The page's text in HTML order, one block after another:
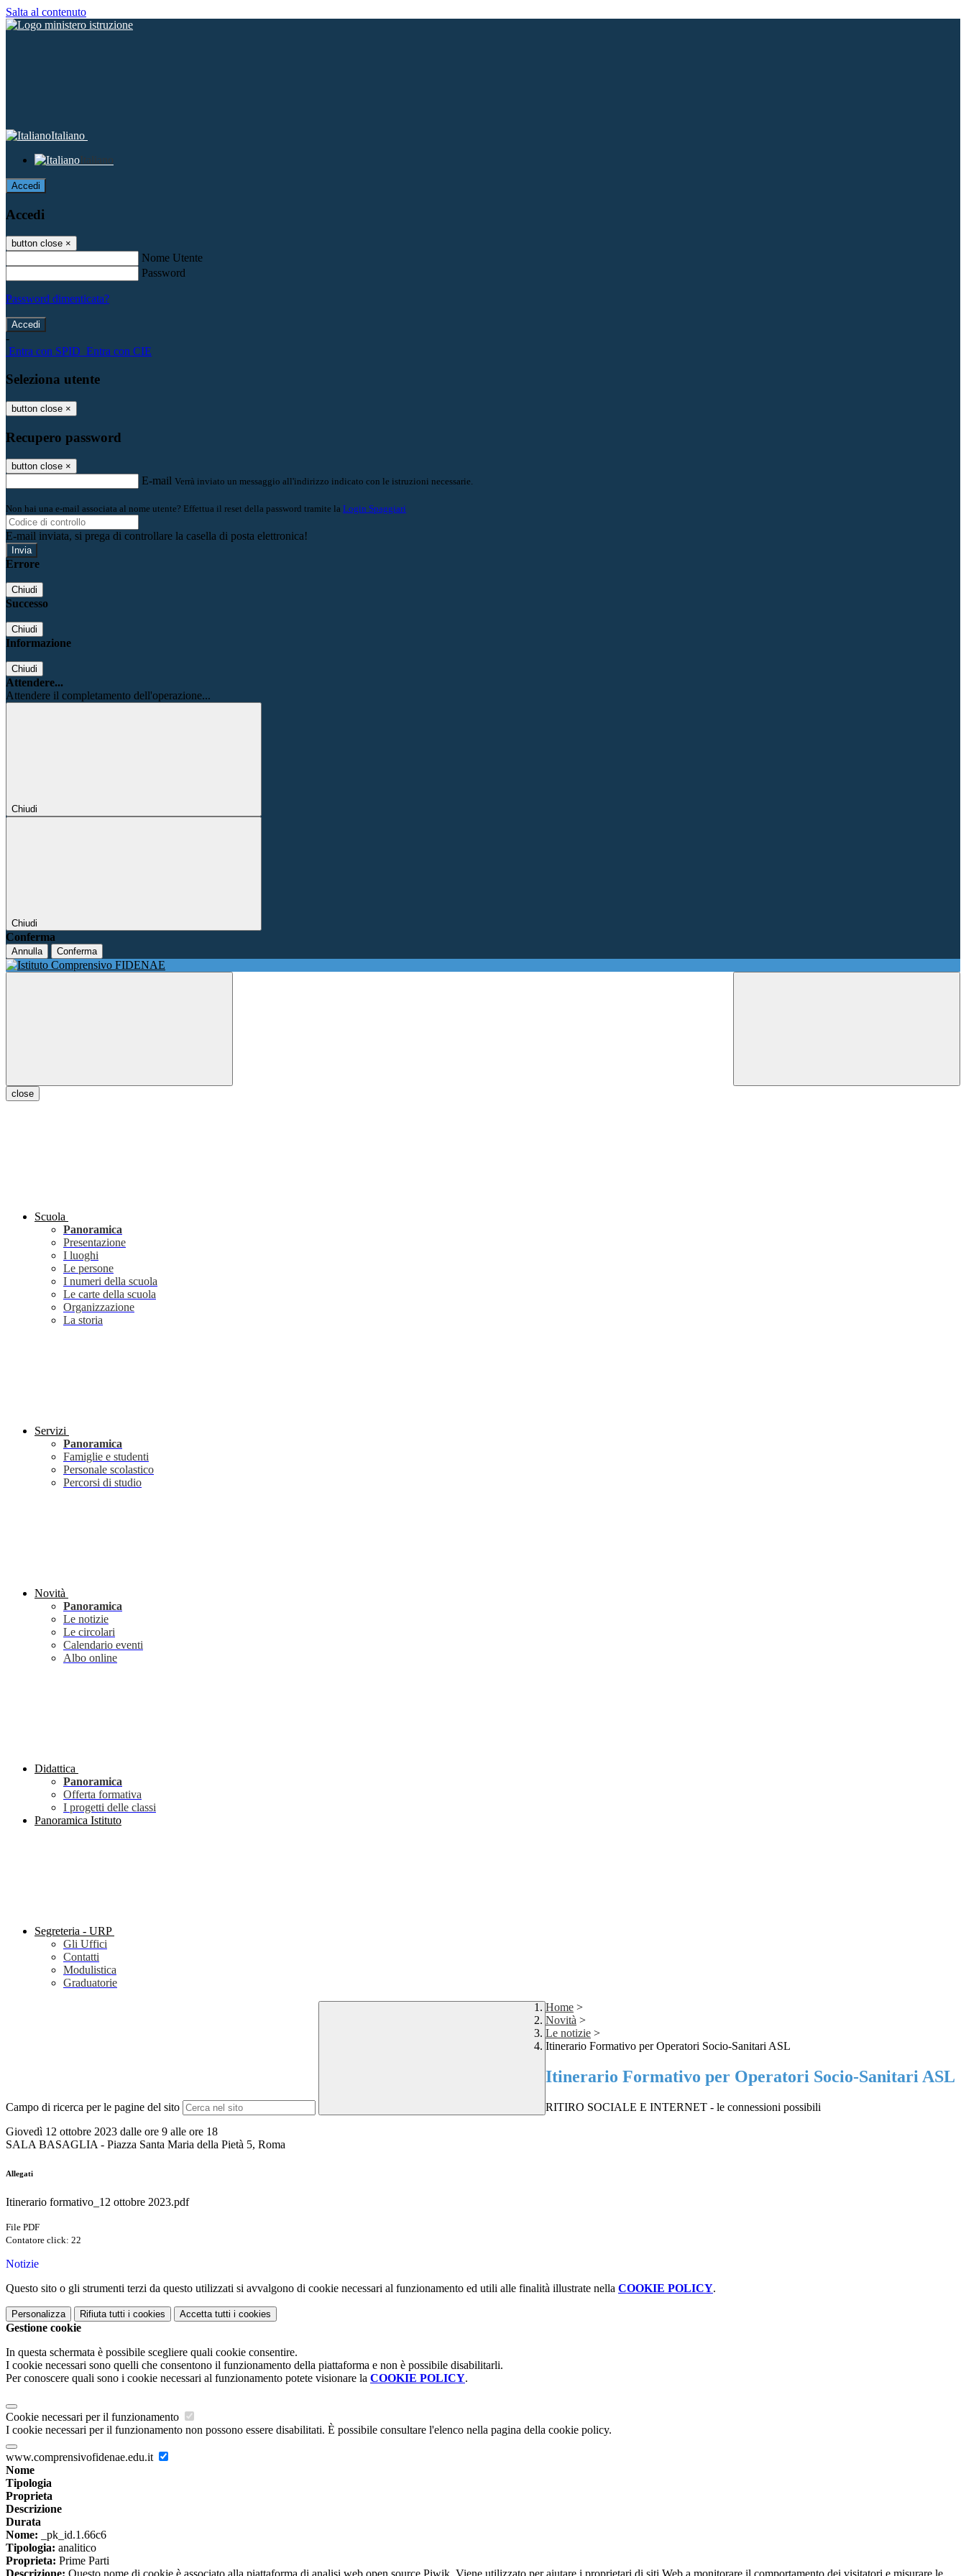
Salta al contenuto
Italiano
Italiano
Accedi
Accedi
button close ×
Nome Utente
Password
Password dimenticata?
-
Entra con SPID Entra con CIE
Seleziona utente
button close ×
Recupero password
button close ×
E-mail Verrà inviato un messaggio all'indirizzo indicato con le istruzioni necessarie.
Non hai una e-mail associata al nome utente? Effettua il reset della password tramite la Login Spaggiari
E-mail inviata, si prega di controllare la casella di posta elettronica!
Errore
Chiudi
Successo
Chiudi
Informazione
Chiudi
Attendere...
Attendere il completamento dell'operazione...
Chiudi
Chiudi
Conferma
Annulla Conferma
close
Scuola
Panoramica
Presentazione
I luoghi
Le persone
I numeri della scuola
Le carte della scuola
Organizzazione
La storia
Servizi
Panoramica
Famiglie e studenti
Personale scolastico
Percorsi di studio
Novità
Panoramica
Le notizie
Le circolari
Calendario eventi
Albo online
Didattica
Panoramica
Offerta formativa
I progetti delle classi
Panoramica Istituto
Segreteria - URP
Gli Uffici
Contatti
Modulistica
Graduatorie
Campo di ricerca per le pagine del sito
Home >
Novità >
Le notizie >
Itinerario Formativo per Operatori Socio-Sanitari ASL
Itinerario Formativo per Operatori Socio-Sanitari ASL
RITIRO SOCIALE E INTERNET - le connessioni possibili
Giovedì 12 ottobre 2023 dalle ore 9 alle ore 18
SALA BASAGLIA - Piazza Santa Maria della Pietà 5, Roma
Allegati
Itinerario formativo_12 ottobre 2023.pdf
File PDF
Contatore click: 22
Notizie
Questo sito o gli strumenti terzi da questo utilizzati si avvalgono di cookie necessari al funzionamento ed utili alle finalità illustrate nella COOKIE POLICY.
Personalizza Rifiuta tutti i cookies Accetta tutti i cookies
Gestione cookie
In questa schermata è possibile scegliere quali cookie consentire.
I cookie necessari sono quelli che consentono il funzionamento della piattaforma e non è possibile disabilitarli.
Per conoscere quali sono i cookie necessari al funzionamento potete visionare la COOKIE POLICY.
Cookie necessari per il funzionamento
I cookie necessari per il funzionamento non possono essere disabilitati. È possibile consultare l'elenco nella pagina della cookie policy.
www.comprensivofidenae.edu.it
Nome
Tipologia
Proprieta
Descrizione
Durata
Nome: _pk_id.1.66c6
Tipologia: analitico
Proprieta: Prime Parti
Descrizione: Questo nome di cookie è associato alla piattaforma di analisi web open source Piwik. Viene utilizzato per aiutare i proprietari di siti Web a monitorare il comportamento dei visitatori e misurare le